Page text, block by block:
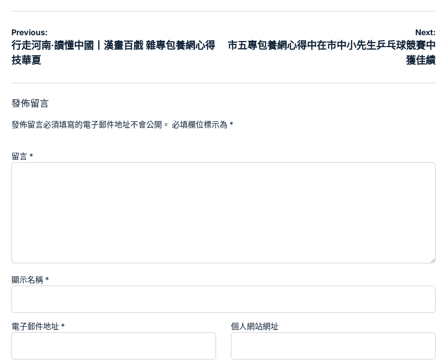
文
章
導
Previous:
行走河南·讀懂中國丨漢畫百戲 雜專包養網心得
技華夏
Next:
市五專包養網心得中在市中小先生乒乓球競賽中
獲佳績
發佈留言
發佈留言必須填寫的電子郵件地址不會公開。 必填欄位標示為 *
留言 *
顯示名稱 *
電子郵件地址 * 個人網站網址